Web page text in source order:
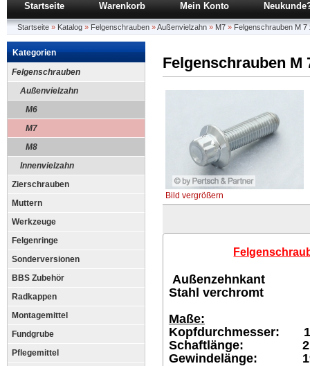
Startseite Warenkorb Mein Konto
Startseite » Katalog » Felgenschrauben »Außenvielzahn » M7 » Felgenschrauben M
Kategorien
Felgenschrauben
Außenvielzahn
M6
M7
M8
Innenvielzahn
Zierschrauben
Muttern
Werkzeuge
Felgenringe
Sonderversionen
BBS Zubehör
Radkappen
Montagemittel
Fundgrube
Pflegemittel
Felgenschrauben M
Bild vergrößern
Außenzehnkant
Stahl verchromt
Maße:
Kopfdurchmesser:
Schaftlänge: 21
Gewindelänge: